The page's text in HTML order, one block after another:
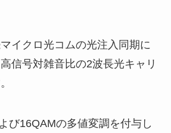
イクロ光コムの光注入同期に
信号対雑音比の2波長光キャリ
び16QAMの多値変調を付与し